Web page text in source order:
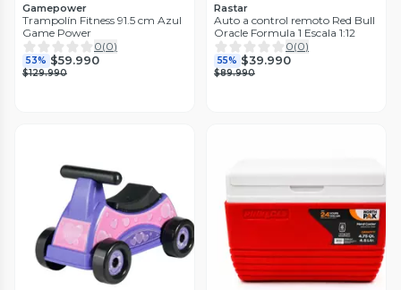
Gamepower
Trampolín Fitness 91.5 cm Azul
Game Power
0(0)
53% $59.990
$129.990
Rastar
Auto a control remoto Red Bull
Oracle Formula 1 Escala 1:12
0(0)
55% $39.990
$89.990